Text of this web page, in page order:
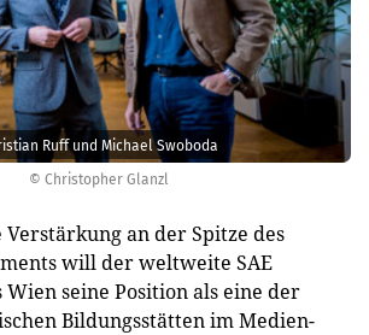
© Christopher Glanzl
Ruff und Michael Swoboda
an der Spitze des
will der weltweite SAE
Wien seine Position als eine der
Bildungsstätten im Medien-